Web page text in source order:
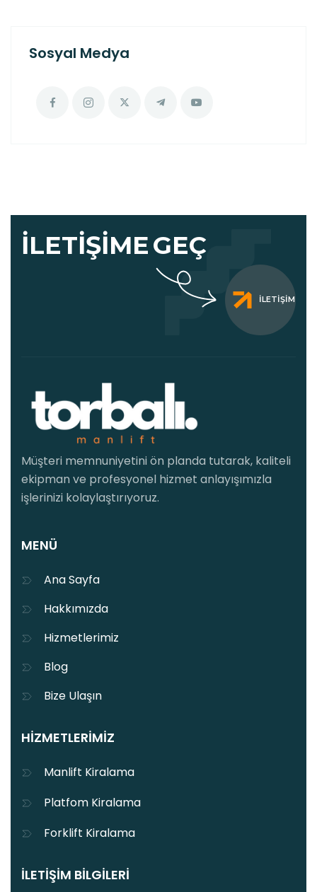
Sosyal Medya
İLETIŞIMEGEÇ
İLETIŞIM
Müşteri memnuniyetini ön planda tutarak, kaliteli
ekipman ve profesyonel hizmet anlayışımızla
işlerinizi kolaylaştırıyoruz.
MENÜ
Ana Sayfa
Hakkımızda
Hizmetlerimiz
Blog
Bize Ulaşın
HIZMETLERIMIZ
Manlift Kiralama
Platfom Kiralama
Forklift Kiralama
İLETIŞIM BILGILERI